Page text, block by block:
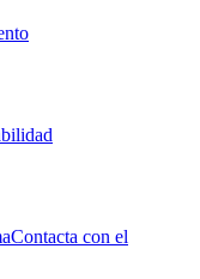
Contacta con el